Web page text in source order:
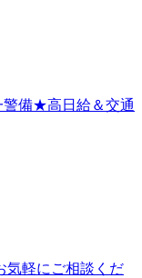
警備★高日給＆交通
気軽にご相談くだ